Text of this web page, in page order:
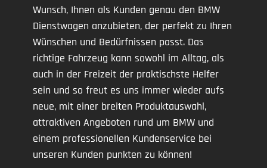
Wunsch, Ihnen als Kunden genau den BMW
Dienstwagen anzubieten, der perfekt zu Ihren
Wünschen und Bedürfnissen passt. Das
richtige Fahrzeug kann sowohl im Alltag, als
auch in der Freizeit der praktischste Helfer
sein und so freut es uns immer wieder aufs
neue, mit einer breiten Produktauswahl,
attraktiven Angeboten rund um BMW und
einem professionellen Kundenservice bei
unseren Kunden punkten zu können!